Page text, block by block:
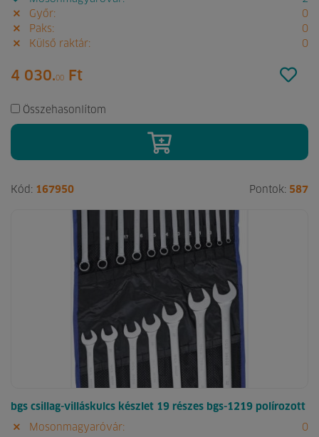
Győr:
0
Paks:
0
Külső raktár:
0
4 030.00 Ft
Összehasonlítom
Kód: 167950 Pontok: 587
bgs csillag-villáskulcs készlet 19 részes bgs-1219 polírozott
Mosonmagyaróvár: 0